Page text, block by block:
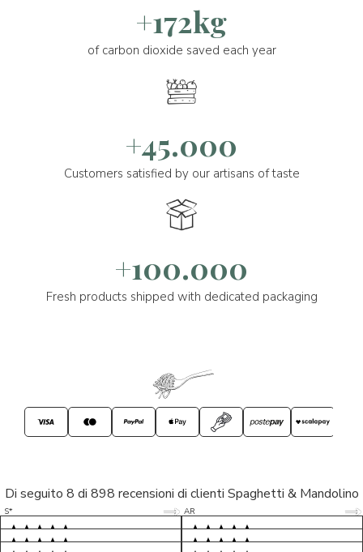
+172kg
of carbon dioxide saved each year
+45.000
Customers satisfied by our artisans of taste
+100.000
Fresh products shipped with dedicated packaging
Di seguito 8 di 898 recensioni di clienti Spaghetti & Mandolino
S* 5/5
LP 5/5
M* 5/5
AR 5/5
D* 5/5
S* 5/5